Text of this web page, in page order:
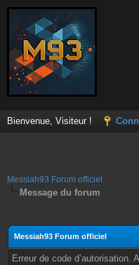
Bienvenue, Visiteur !
Messiah93 Forum officiel
Message du forum
Messiah93 Forum officiel
Erreur de code